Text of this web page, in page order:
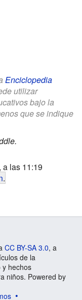
Enciclopedia
utilizar
bajo la
que se indique
a las 11:19
.
CC BY-SA 3.0, a
de la
y hechos
niños. Powered by